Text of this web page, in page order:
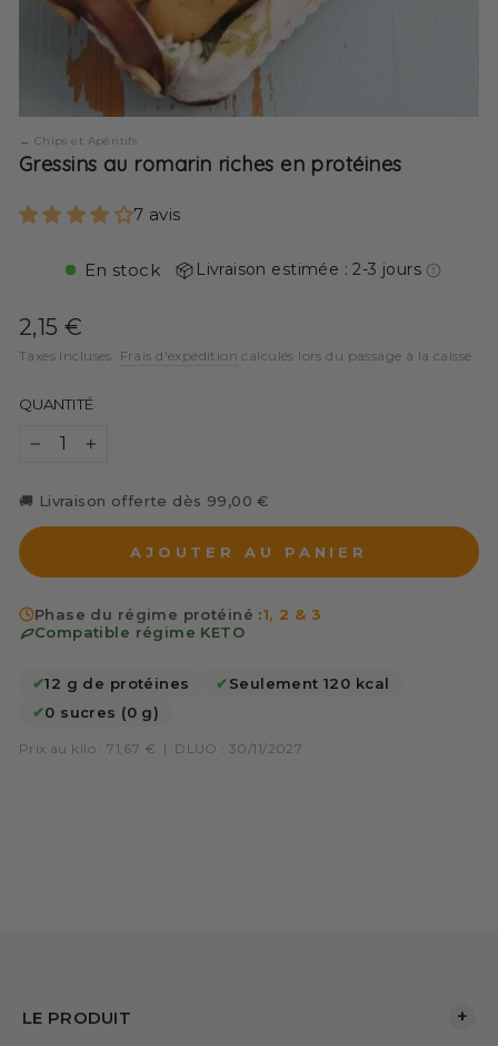
Chips et Apéritifs
Gressins au romarin riches en protéines
7 avis
En stock Livraison estimée : 2-3 jours
Prix
régulier
2,15 €
Taxes incluses. Frais d'expédition calculés lors du passage à la caisse.
QUANTITÉ
🚚 Livraison offerte dès 99,00 €
AJOUTER AU PANIER
Phase du régime protéiné :1, 2 & 3
Compatible régime KETO
✔12 g de protéines ✔Seulement 120 kcal
✔0 sucres (0 g)
Prix au kilo : 71,67 € | DLUO : 30/11/2027
LE PRODUIT +